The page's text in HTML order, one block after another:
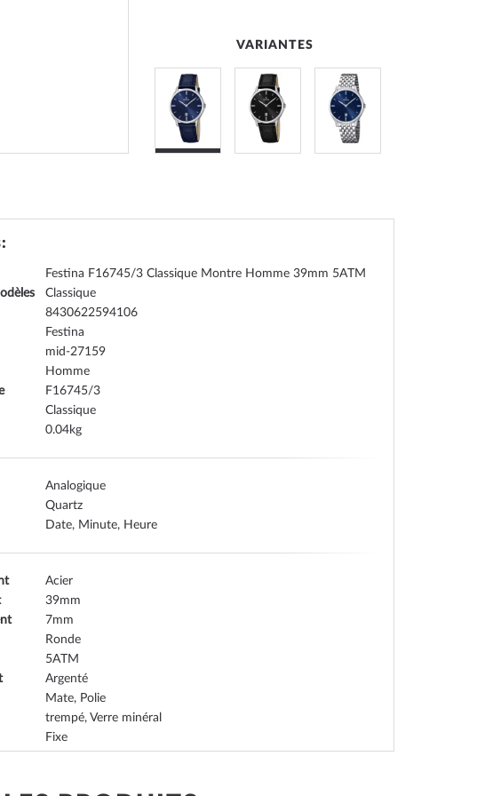
VARIANTES
Festina F16745/3 Classique Montre Homme 39mm 5ATM
Classique
8430622594106
Festina
mid-27159
Homme
F16745/3
Classique
0.04
Analogique
Quartz
Date, Minute, Heure
Acier
39
7
Ronde
5
Argenté
Mate, Polie
trempé, Verre minéral
Fixe